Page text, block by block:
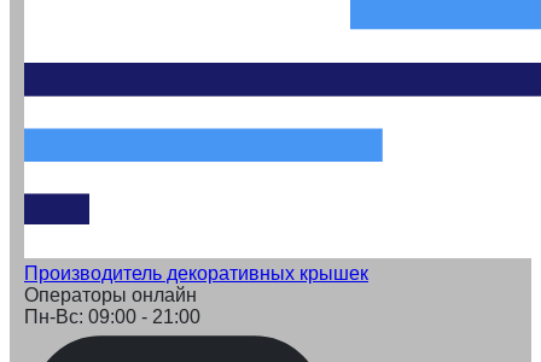
Производитель декоративных крышек
Операторы онлайн
Пн-Вс: 09:00 - 21:00